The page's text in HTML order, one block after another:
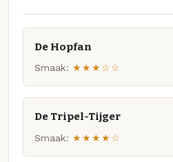
De Hopfan
Smaak: ★★★☆☆
De Tripel-Tijger
Smaak: ★★★★☆